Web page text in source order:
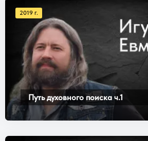
2019 г.
Путь духовного поиска ч.1